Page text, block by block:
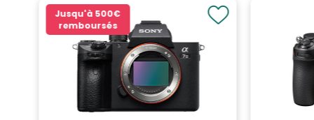
Jusqu'à 500€
remboursés